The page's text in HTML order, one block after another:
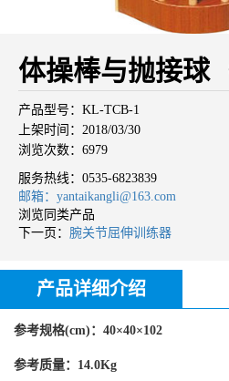
体操棒与抛接球
产品型号：KL-TCB-1
上架时间：2018/03/30
浏览次数：6979
服务热线： 0535-6823839
邮箱：yantaikangli@163.com
浏览同类产品
下一页： 腕关节屈伸训练器
产品详细介绍
参考规格(cm)：40×40×102
参考质量：14.0Kg